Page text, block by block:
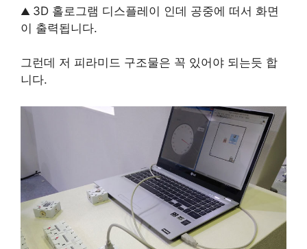
▲ 3D 홀로그램 디스플레이 인데 공중에 떠서 화면
이 출력됩니다.
그런데 저 피라미드 구조물은 꼭 있어야 되는듯 합
니다.